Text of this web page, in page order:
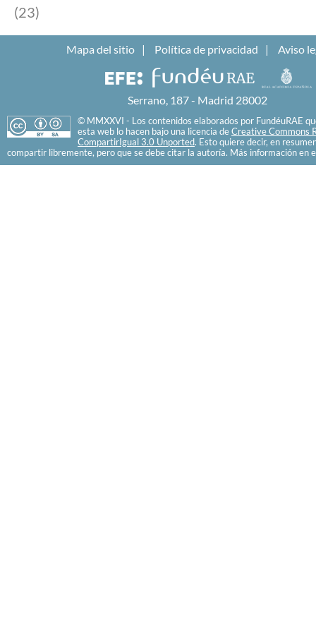
(23)
Mapa del sitio Política de privacidad Aviso
Serrano, 187 - Madrid 28002
© MMXXVI - Los contenidos elaborados por FundéuRAE
esta web lo hacen bajo una licencia de Creative Commons
CompartirIgual 3.0 Unported. Esto quiere decir, en
compartir libremente, pero que se debe citar la autoría. Más información en